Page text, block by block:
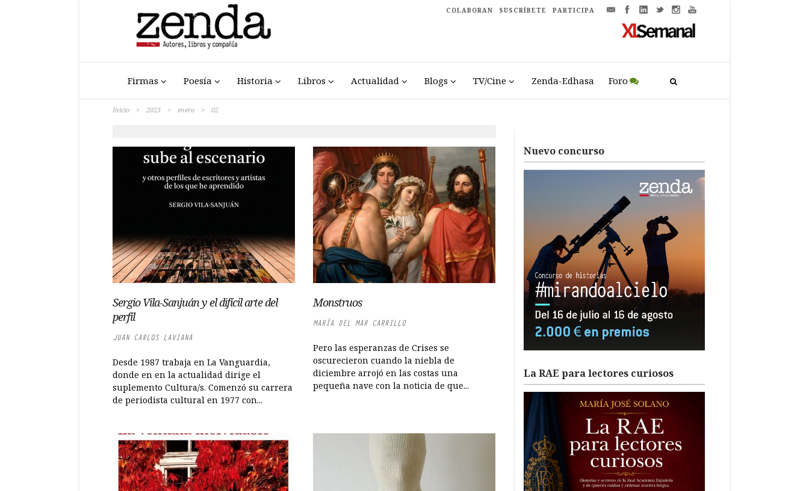
COLABORAN SUSCRÍBETE PARTICIPA
Firmas Poesía Historia Libros Actualidad Blogs TV/Cine Zenda-Edhasa Foro
Inicio > 2023 > enero > 02
Sergio Vila-Sanjuán y el difícil arte del
perfil
JUAN CARLOS LAVIANA
Desde 1987 trabaja en La Vanguardia,
donde en en la actualidad dirige el
suplemento Cultura/s. Comenzó su carrera
de periodista cultural en 1977 con...
Monstruos
MARÍA DEL MAR CARRILLO
Pero las esperanzas de Crises se
oscurecieron cuando la niebla de
diciembre arrojó en las costas una
pequeña nave con la noticia de que...
Nuevo concurso
La RAE para lectores curiosos